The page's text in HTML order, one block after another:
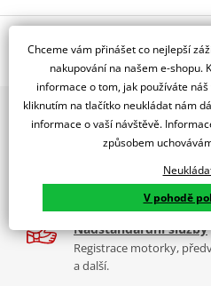
Jsme autorizovaný
dealer značky RDMOTO
Padací rámy RDMOTO nabízí
motocyklu.
"Testováno zákazníky"
Cena za pár včetně montážní
2x multibrand
9 značek motocyklů,
díly, to vše v Praze a
Více než 30 let
Za řídítky motorek, v
Nadstandardní služby
Registrace motorky,
a další.
Chceme vám přinášet co nejlepší
nakupování na našem e-shopu.
informace o tom, jak používáte
kliknutím na tlačítko neukládat nám
informace o vaší návštěvě.
způsobem
V pohodě